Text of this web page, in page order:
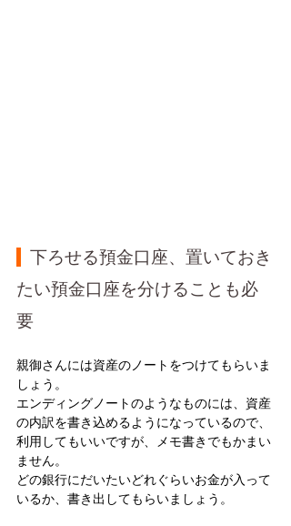
  下ろせる預金口座、置いておき
たい預金口座を分けることも必
要
親御さんには資産のノートをつけてもらいま
しょう。
エンディングノートのようなものには、資産
の内訳を書き込めるようになっているので、
利用してもいいですが、メモ書きでもかまい
ません。
どの銀行にだいたいどれぐらいお金が入って
いるか、書き出してもらいましょう。